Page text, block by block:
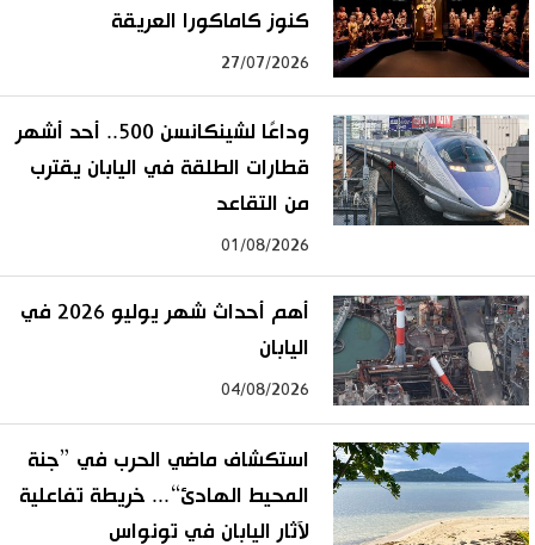
كنوز كاماكورا العريقة
27/07/2026
وداعًا لشينكانسن 500.. أحد أشهر
قطارات الطلقة في اليابان يقترب
من التقاعد
01/08/2026
أهم أحداث شهر يوليو 2026 في
اليابان
04/08/2026
استكشاف ماضي الحرب في ”جنة
المحيط الهادئ“... خريطة تفاعلية
لآثار اليابان في تونواس